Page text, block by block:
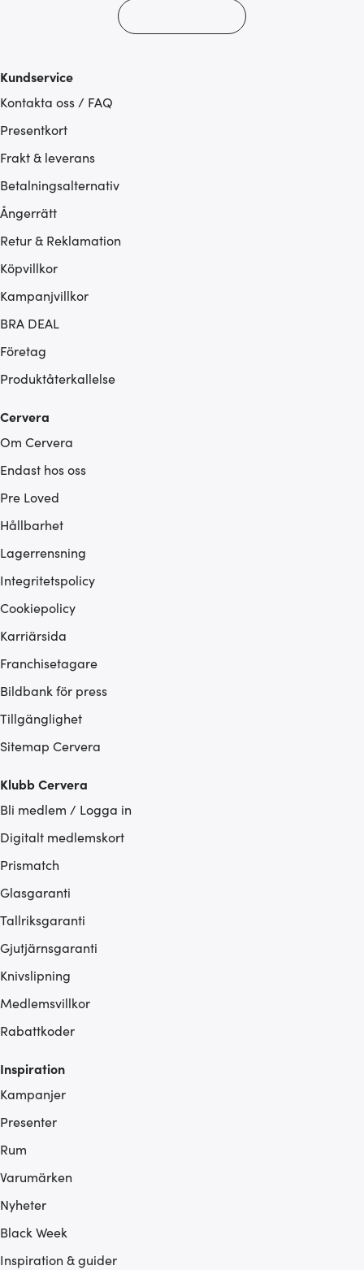
Kundservice
Kontakta oss / FAQ
Presentkort
Frakt & leverans
Betalningsalternativ
Ångerrätt
Retur & Reklamation
Köpvillkor
Kampanjvillkor
BRA DEAL
Företag
Produktåterkallelse
Cervera
Om Cervera
Endast hos oss
Pre Loved
Hållbarhet
Lagerrensning
Integritetspolicy
Cookiepolicy
Karriärsida
Franchisetagare
Bildbank för press
Tillgänglighet
Sitemap Cervera
Klubb Cervera
Bli medlem / Logga in
Digitalt medlemskort
Prismatch
Glasgaranti
Tallriksgaranti
Gjutjärnsgaranti
Knivslipning
Medlemsvillkor
Rabattkoder
Inspiration
Kampanjer
Presenter
Rum
Varumärken
Nyheter
Black Week
Inspiration & guider